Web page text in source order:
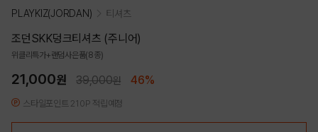
PLAYKIZ(JORDAN) 티셔츠
조던SKK덩크티셔츠 (주니어)
위클리특가+랜덤사은품(8종)
21,000원 39,000원 46%
스타일포인트 210P 적립예정